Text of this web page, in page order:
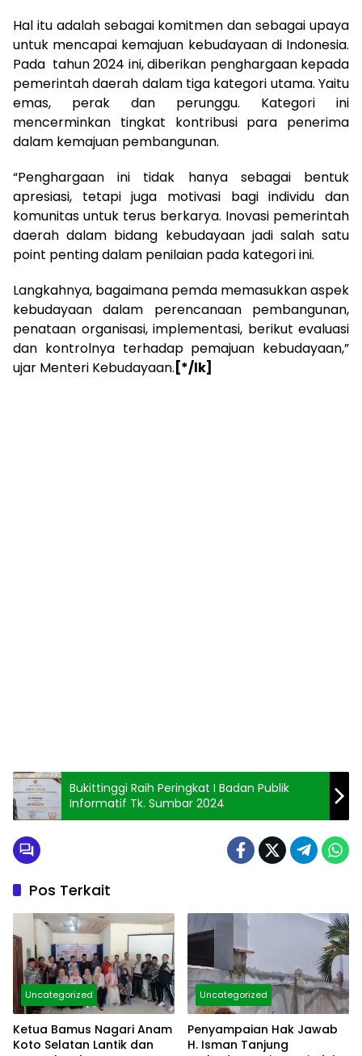
Hal itu adalah sebagai komitmen dan sebagai upaya
untuk mencapai kemajuan kebudayaan di Indonesia.
Pada tahun 2024 ini, diberikan penghargaan kepada
pemerintah daerah dalam tiga kategori utama. Yaitu
emas, perak dan perunggu. Kategori ini
mencerminkan tingkat kontribusi para penerima
dalam kemajuan pembangunan.
“Penghargaan ini tidak hanya sebagai bentuk
apresiasi, tetapi juga motivasi bagi individu dan
komunitas untuk terus berkarya. Inovasi pemerintah
daerah dalam bidang kebudayaan jadi salah satu
point penting dalam penilaian pada kategori ini.
Langkahnya, bagaimana pemda memasukkan aspek
kebudayaan dalam perencanaan pembangunan,
penataan organisasi, implementasi, berikut evaluasi
dan kontrolnya terhadap pemajuan kebudayaan,”
ujar Menteri Kebudayaan. [*/lk]
Bukittinggi Raih Peringkat I Badan Publik
Informatif Tk. Sumbar 2024
Pos Terkait
Uncategorized
Ketua Bamus Nagari Anam
Koto Selatan Lantik dan
Uncategorized
Penyampaian Hak Jawab
H. Isman Tanjung